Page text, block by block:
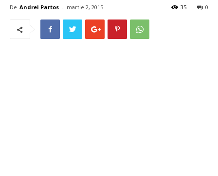
De Andrei Partos - martie 2, 2015 0
35